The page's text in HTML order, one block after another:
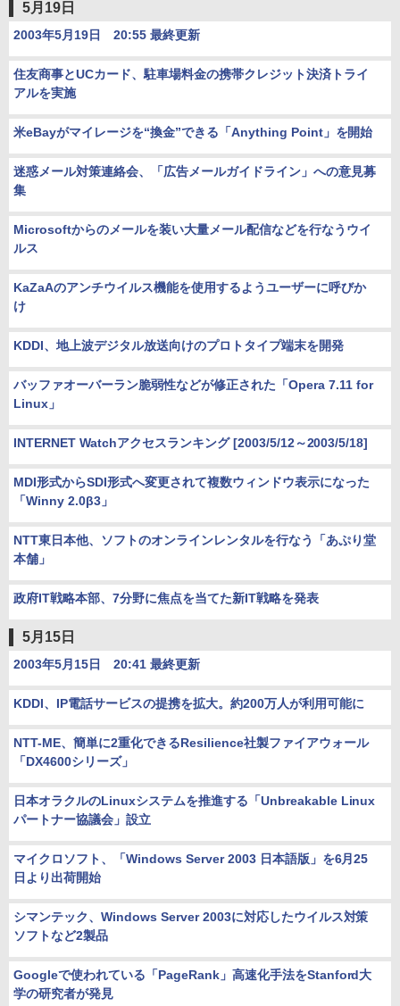
5月19日
2003年5月19日 20:55 最終更新
住友商事とUCカード、駐車場料金の携帯クレジット決済トライ
アルを実施
米eBayがマイレージを“換金”できる「Anything Point」を開始
迷惑メール対策連絡会、「広告メールガイドライン」への意見募
集
Microsoftからのメールを装い大量メール配信などを行なうウイ
ルス
KaZaAのアンチウイルス機能を使用するようユーザーに呼びか
け
KDDI、地上波デジタル放送向けのプロトタイプ端末を開発
バッファオーバーラン脆弱性などが修正された「Opera 7.11 for
Linux」
INTERNET Watchアクセスランキング [2003/5/12～2003/5/18]
MDI形式からSDI形式へ変更されて複数ウィンドウ表示になった
「Winny 2.0β3」
NTT東日本他、ソフトのオンラインレンタルを行なう「あぷり堂
本舗」
政府IT戦略本部、7分野に焦点を当てた新IT戦略を発表
5月15日
2003年5月15日 20:41 最終更新
KDDI、IP電話サービスの提携を拡大。約200万人が利用可能に
NTT-ME、簡単に2重化できるResilience社製ファイアウォール
「DX4600シリーズ」
日本オラクルのLinuxシステムを推進する「Unbreakable Linux
パートナー協議会」設立
マイクロソフト、「Windows Server 2003 日本語版」を6月25
日より出荷開始
シマンテック、Windows Server 2003に対応したウイルス対策
ソフトなど2製品
Googleで使われている「PageRank」高速化手法をStanford大
学の研究者が発見